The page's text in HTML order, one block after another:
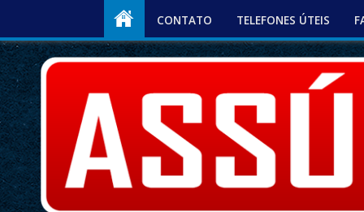
CONTATO TELEFONES ÚTEIS